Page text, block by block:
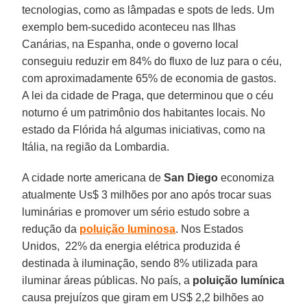
tecnologias, como as lâmpadas e spots de leds. Um
exemplo bem-sucedido aconteceu nas Ilhas
Canárias, na Espanha, onde o governo local
conseguiu reduzir em 84% do fluxo de luz para o céu,
com aproximadamente 65% de economia de gastos.
A lei da cidade de Praga, que determinou que o céu
noturno é um patrimônio dos habitantes locais. No
estado da Flórida há algumas iniciativas, como na
Itália, na região da Lombardia.
A cidade norte americana deSan Diego economiza
atualmente Us$ 3 milhões por ano após trocar suas
luminárias e promover um sério estudo sobre a
redução da poluição luminosa. Nos Estados
Unidos, 22% da energia elétrica produzida é
destinada à iluminação, sendo 8% utilizada para
iluminar áreas públicas. No país, a poluição lumínica
causa prejuízos que giram em US$ 2,2 bilhões ao